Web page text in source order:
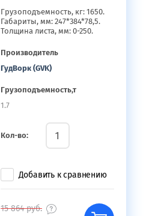
Грузоподъемность, кг: 1650.
Габариты, мм: 247*384*78,5.
Толщина листа, мм: 0-250.
Производитель
ГудВорк (GVK)
Грузоподъемность,т
1.7
Кол-во:
Добавить к сравнению
15 864руб.